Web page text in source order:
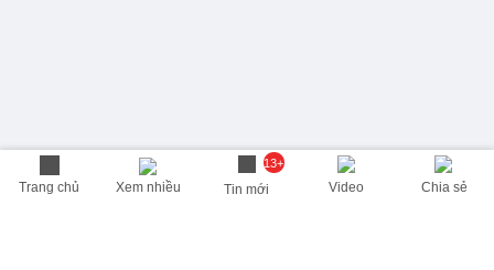
Trang chủ Xem nhiều
13+
Tin mới Video Chia sẻ